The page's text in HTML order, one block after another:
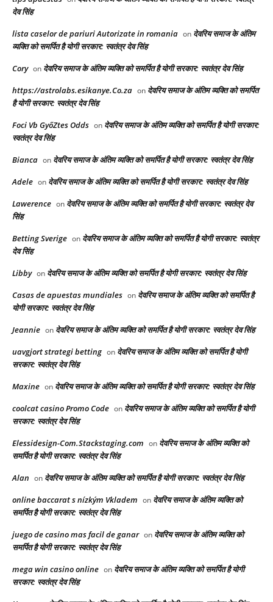
देव सिंह
lista caselor de pariuri Autorizate in romania on देवरिय समाज के अंतिम
व्यक्ति को समर्पित है योगी सरकार: स्वतंत्र देव सिंह
Cory on देवरिय समाज के अंतिम व्यक्ति को समर्पित है योगी सरकार: स्वतंत्र देव सिंह
https://astrolabs.esikanye.Co.za on देवरिय समाज के अंतिम व्यक्ति को समर्पित
है योगी सरकार: स्वतंत्र देव सिंह
Foci Vb GyőZtes Odds on देवरिय समाज के अंतिम व्यक्ति को समर्पित है योगी सरकार:
स्वतंत्र देव सिंह
Bianca on देवरिय समाज के अंतिम व्यक्ति को समर्पित है योगी सरकार: स्वतंत्र देव सिंह
Adele on देवरिय समाज के अंतिम व्यक्ति को समर्पित है योगी सरकार: स्वतंत्र देव सिंह
Lawerence on देवरिय समाज के अंतिम व्यक्ति को समर्पित है योगी सरकार: स्वतंत्र देव
सिंह
Betting Sverige on देवरिय समाज के अंतिम व्यक्ति को समर्पित है योगी सरकार: स्वतंत्र
देव सिंह
Libby on देवरिय समाज के अंतिम व्यक्ति को समर्पित है योगी सरकार: स्वतंत्र देव सिंह
Casas de apuestas mundiales on देवरिय समाज के अंतिम व्यक्ति को समर्पित है
योगी सरकार: स्वतंत्र देव सिंह
Jeannie on देवरिय समाज के अंतिम व्यक्ति को समर्पित है योगी सरकार: स्वतंत्र देव सिंह
uavgjort strategi betting on देवरिय समाज के अंतिम व्यक्ति को समर्पित है योगी
सरकार: स्वतंत्र देव सिंह
Maxine on देवरिय समाज के अंतिम व्यक्ति को समर्पित है योगी सरकार: स्वतंत्र देव सिंह
coolcat casino Promo Code on देवरिय समाज के अंतिम व्यक्ति को समर्पित है योगी
सरकार: स्वतंत्र देव सिंह
Elessidesign-Com.Stackstaging.com on देवरिय समाज के अंतिम व्यक्ति को
समर्पित है योगी सरकार: स्वतंत्र देव सिंह
Alan on देवरिय समाज के अंतिम व्यक्ति को समर्पित है योगी सरकार: स्वतंत्र देव सिंह
online baccarat s nízkým Vkladem on देवरिय समाज के अंतिम व्यक्ति को
समर्पित है योगी सरकार: स्वतंत्र देव सिंह
juego de casino mas facil de ganar on देवरिय समाज के अंतिम व्यक्ति को
समर्पित है योगी सरकार: स्वतंत्र देव सिंह
mega win casino online on देवरिय समाज के अंतिम व्यक्ति को समर्पित है योगी
सरकार: स्वतंत्र देव सिंह